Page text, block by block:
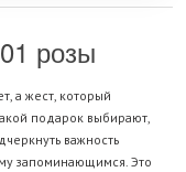
розы
а жест, который
подарок выбирают,
важность
запоминающимся. Это